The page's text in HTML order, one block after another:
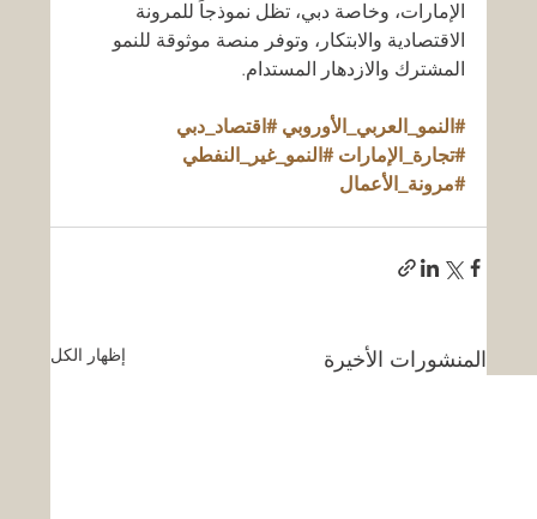
الإمارات، وخاصة دبي، تظل نموذجاً للمرونة
الاقتصادية والابتكار، وتوفر منصة موثوقة للنمو
المشترك والازدهار المستدام.
#النمو_العربي_الأوروبي #اقتصاد_دبي
#تجارة_الإمارات #النمو_غير_النفطي
#مرونة_الأعمال
المنشورات الأخيرة إظهار الكل